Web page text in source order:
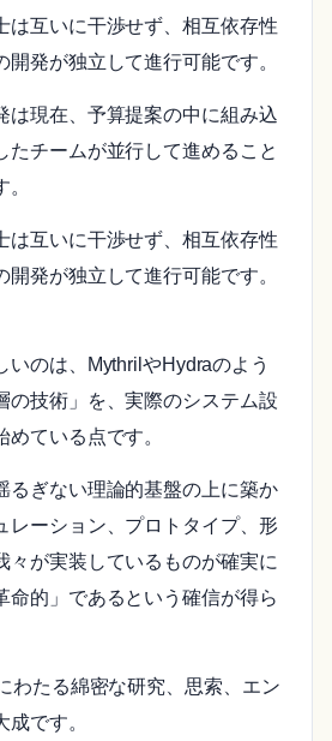
は互いに干渉せず、相互依存性
開発が独立して進行可能です。
は現在、予算提案の中に組み込
たチームが並行して進めること
は互いに干渉せず、相互依存性
開発が独立して進行可能です。
いのは、MythrilやHydraのよう
の技術」を、実際のシステム設
ている点です。
るぎない理論的基盤の上に築か
レーション、プロトタイプ、形
々が実装しているものが確実に
命的」であるという確信が得ら
わたる綿密な研究、思索、エン
です。